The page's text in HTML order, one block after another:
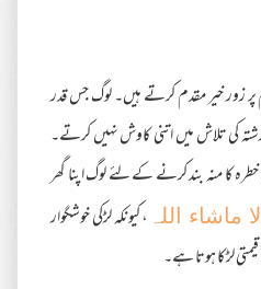
زور خیر مقدم کرتے ہیں۔ لوگ جس قدر
کی تلاش میں اتنی کاوش نہیں کرتے۔
کا منہ بند کرنے کے لئے لوگ اپنا گھر
إلا ماشاء اللہ ، کیونکہ لڑکی خوشگوار
لڑکا ہوتا ہے۔